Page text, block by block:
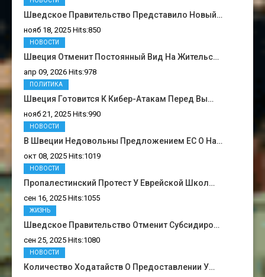
Шведское Правительство Представило Новый…
нояб 18, 2025 Hits:850
Швеция Отменит Постоянный Вид На Жительс…
апр 09, 2026 Hits:978
НОВОСТИ
Швеция Готовится К Кибер-Атакам Перед Вы…
нояб 21, 2025 Hits:990
ПОЛИТИКА
В Швеции Недовольны Предложением ЕС О На…
окт 08, 2025 Hits:1019
НОВОСТИ
Пропалестинский Протест У Еврейской Школ…
сен 16, 2025 Hits:1055
НОВОСТИ
Шведское Правительство Отменит Субсидиро…
сен 25, 2025 Hits:1080
ЖИЗНЬ
Количество Ходатайств О Предоставлении У…
НОВОСТИ